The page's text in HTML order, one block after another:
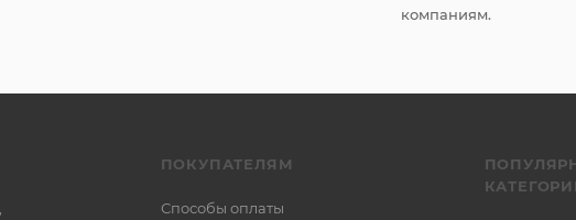
компаниям.
ПОКУПАТЕЛЯМ
Способы оплаты